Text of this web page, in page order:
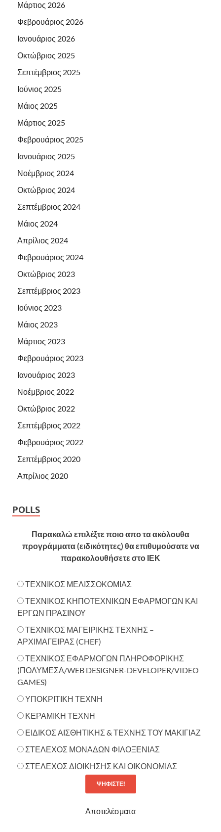
Μάρτιος 2026
Φεβρουάριος 2026
Ιανουάριος 2026
Οκτώβριος 2025
Σεπτέμβριος 2025
Ιούνιος 2025
Μάιος 2025
Μάρτιος 2025
Φεβρουάριος 2025
Ιανουάριος 2025
Νοέμβριος 2024
Οκτώβριος 2024
Σεπτέμβριος 2024
Μάιος 2024
Απρίλιος 2024
Φεβρουάριος 2024
Οκτώβριος 2023
Σεπτέμβριος 2023
Ιούνιος 2023
Μάιος 2023
Μάρτιος 2023
Φεβρουάριος 2023
Ιανουάριος 2023
Νοέμβριος 2022
Οκτώβριος 2022
Σεπτέμβριος 2022
Φεβρουάριος 2022
Σεπτέμβριος 2020
Απρίλιος 2020
POLLS
Παρακαλώ επιλέξτε ποιο απο τα ακόλουθα
προγράμματα (ειδικότητες) θα επιθυμούσατε να
παρακολουθήσετε στο ΙΕΚ
ΤΕΧΝΙΚΟΣ ΜΕΛΙΣΣΟΚΟΜΙΑΣ
ΤΕΧΝΙΚΟΣ ΚΗΠΟΤΕΧΝΙΚΩΝ ΕΦΑΡΜΟΓΩΝ ΚΑΙ
ΕΡΓΩΝ ΠΡΑΣΙΝΟΥ
ΤΕΧΝΙΚΟΣ ΜΑΓΕΙΡΙΚΗΣ ΤΕΧΝΗΣ –
ΑΡΧΙΜΑΓΕΙΡΑΣ (CHEF)
ΤΕΧΝΙΚΟΣ ΕΦΑΡΜΟΓΩΝ ΠΛΗΡΟΦΟΡΙΚΗΣ
(ΠΟΛΥΜΕΣΑ/WEB DESIGNER-DEVELOPER/VIDEO
GAMES)
ΥΠΟΚΡΙΤΙΚΗ ΤΕΧΝΗ
ΚΕΡΑΜΙΚΗ ΤΕΧΝΗ
ΕΙΔΙΚΟΣ ΑΙΣΘΗΤΙΚΗΣ & ΤΕΧΝΗΣ ΤΟΥ ΜΑΚΙΓΙΑΖ
ΣΤΕΛΕΧΟΣ ΜΟΝΑΔΩΝ ΦΙΛΟΞΕΝΙΑΣ
ΣΤΕΛΕΧΟΣ ΔΙΟΙΚΗΣΗΣ ΚΑΙ ΟΙΚΟΝΟΜΙΑΣ
Αποτελέσματα